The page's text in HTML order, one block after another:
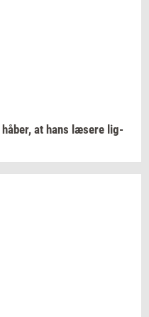
håber, at hans læ­se­re lig­